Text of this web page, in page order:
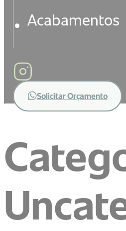
Acabamentos
Solicitar Orçamento